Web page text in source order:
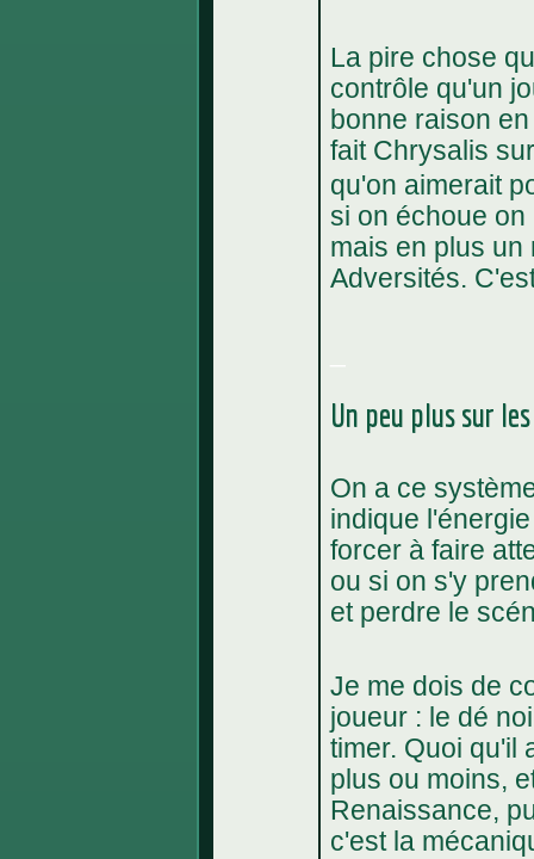
La pire chose
contrôle qu'un
bonne raison
fait Chrysalis
qu'on aimerait
si on échoue
mais en plus un
Adversités.
Un peu plus sur
On a ce
indique
forcer à faire
ou si on s'y
et perdre le
Je me dois de
joueur : le dé
timer. Quoi qu'il
plus ou moins,
Renaissance,
c'est la